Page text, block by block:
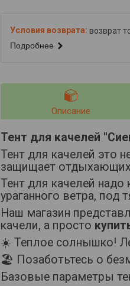
возврат
Подробнее
Описание
Тент для качелей
Тент для качелей это
защищает отдыхающих
Тент для качелей надо
ураганного ветра, под
Наш магазин
качели, а просто
☀️ Теплое солнышко!
🏖️ Позаботьтесь о
Базовые параметры